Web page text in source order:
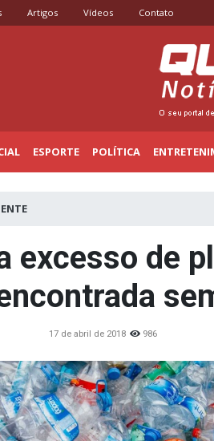
Artigos Vídeos Contato
ESPORTE POLÍTICA
excesso de
17 de abril de 2018 986